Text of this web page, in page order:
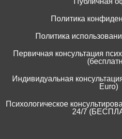
Политика
Политика
Первичная консультация
Индивидуальная
Euro)
Психологическое
24/7